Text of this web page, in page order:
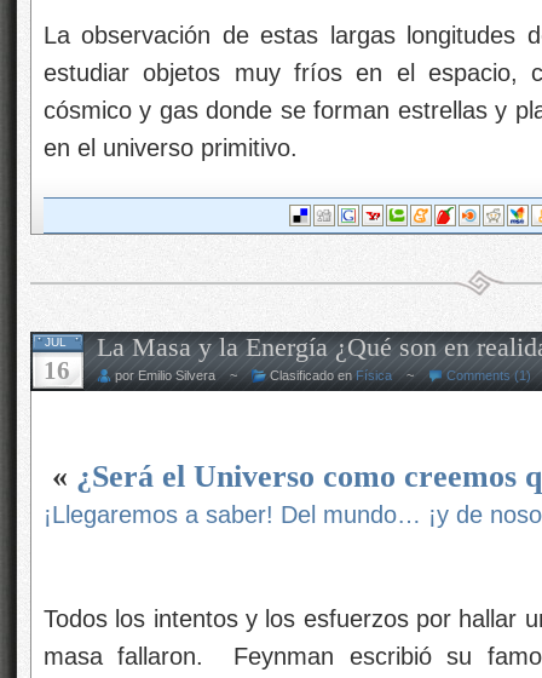
La observación de estas largas longitudes
estudiar objetos muy fríos en el espacio,
cósmico y gas donde se forman estrellas y
en el universo primitivo.
JUL
16
La Masa y la Energía ¿Qué son en
por Emilio Silvera ~ Clasificado en Física~ Comments (1)
« ¿Será el Universo como creemos
¡Llegaremos a saber! Del mundo… ¡y de
Todos los intentos y los esfuerzos por hallar
masa fallaron. Feynman escribió su